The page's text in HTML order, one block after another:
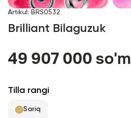
Barcha
Biz haqimizda
Do'kon topish
Sevimli
+998 71 205 22 22
Artikul : BRS0532
Brilliant Bilaguzuk
49 907 000 so'm
Tilla rangi
Sariq